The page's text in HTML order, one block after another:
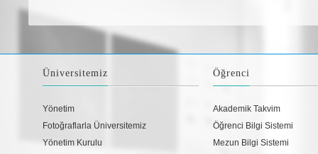
Üniversitemiz
Yönetim
Fotoğraflarla Üniversitemiz
Yönetim Kurulu
Öğrenci
Akademik Takvim
Öğrenci Bilgi Sistemi
Mezun Bilgi Sistemi